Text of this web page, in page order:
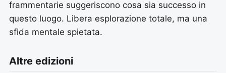
frammentarie suggeriscono cosa sia successo in
questo luogo. Libera esplorazione totale, ma una
sfida mentale spietata.
Altre edizioni